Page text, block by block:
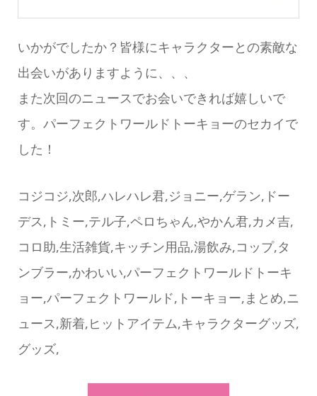
いかがでしたか？皆様にキャラクターとの素敵な
出会いがありますように、、、
また次回のニュースでお会いできれば嬉しいで
す。パーフェクトワールドトーキョーのセカイで
した！
コジコジ,次郎,ハレハレ君,ジョニー,ゲラン,ドー
デス,トミー,テル子,ペロちゃん,やかん君,カメ吉,
コロ助,生活雑貨,キッチン用品,湯飲み,コップ,タ
ンブラー,かわいい,パーフェクトワールドトーキ
ョー,パーフェクトワールド,トーキョー,まとめ,ニ
ュース,新着,ヒットアイテム,キャラクターグッズ,
グッズ,